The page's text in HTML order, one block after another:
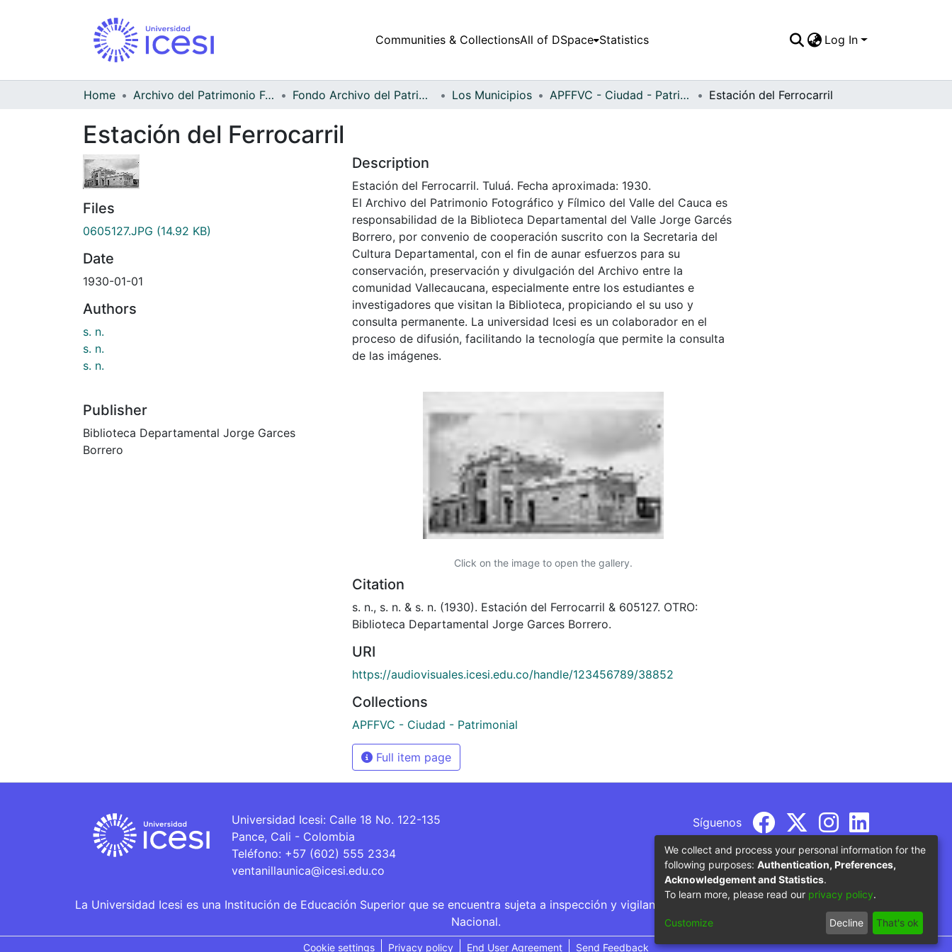
Communities & CollectionsAll of DSpace Statistics Log In
Home Archivo del Patrimonio Fotográfico y Fílmico del Valle del Cauca Fondo Archivo del Patrimonio Fotográfico y Fílmico del Valle del Cauca Los Municipios APFFVC - Ciudad - Patrimonial Estación del Ferrocarril
Estación del Ferrocarril
Files
0605127.JPG (14.92 KB)
Date
1930-01-01
Authors
s. n.
s. n.
s. n.
Publisher
Biblioteca Departamental Jorge Garces
Borrero
Description
Estación del Ferrocarril. Tuluá. Fecha aproximada: 1930.
El Archivo del Patrimonio Fotográfico y Fílmico del Valle del Cauca es
responsabilidad de la Biblioteca Departamental del Valle Jorge Garcés
Borrero, por convenio de cooperación suscrito con la Secretaria del
Cultura Departamental, con el fin de aunar esfuerzos para su
conservación, preservación y divulgación del Archivo entre la
comunidad Vallecaucana, especialmente entre los estudiantes e
investigadores que visitan la Biblioteca, propiciando el su uso y
consulta permanente. La universidad Icesi es un colaborador en el
proceso de difusión, facilitando la tecnología que permite la consulta
de las imágenes.
Click on the image to open the gallery.
Citation
s. n., s. n. & s. n. (1930). Estación del Ferrocarril & 605127. OTRO:
Biblioteca Departamental Jorge Garces Borrero.
URI
https://audiovisuales.icesi.edu.co/handle/123456789/38852
Collections
APFFVC - Ciudad - Patrimonial
Full item page
Universidad Icesi: Calle 18 No. 122-135
Pance, Cali - Colombia
Teléfono: +57 (602) 555 2334
ventanillaunica@icesi.edu.co
Síguenos
La Universidad Icesi es una Institución de Educación Superior que se encuentra sujeta a inspección y vigilancia por parte del Ministerio de Educación
Nacional.
Cookie settings Privacy policy End User Agreement Send Feedback
We collect and process your personal information for the
following purposes: Authentication, Preferences,
Acknowledgement and Statistics.
To learn more, please read our privacy policy.
Customize Decline That's ok